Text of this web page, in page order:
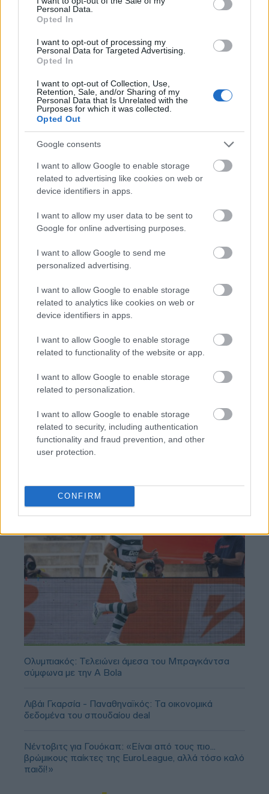
Personal Data.
Opted In
I want to opt-out of processing my
Personal Data for Targeted Advertising.
Opted In
I want to opt-out of Collection, Use,
Retention, Sale, and/or Sharing of my
Personal Data that Is Unrelated with the
Purposes for which it was collected.
Opted Out
Google consents
I want to allow Google to enable storage
related to advertising like cookies on web or
device identifiers in apps.
I want to allow my user data to be sent to
Google for online advertising purposes.
I want to allow Google to send me
personalized advertising.
I want to allow Google to enable storage
related to analytics like cookies on web or
device identifiers in apps.
I want to allow Google to enable storage
related to functionality of the website or app.
I want to allow Google to enable storage
related to personalization.
I want to allow Google to enable storage
related to security, including authentication
functionality and fraud prevention, and other
user protection.
CONFIRM
Διαβάζονται αυτή τη στιγμή
Πυρόπληκτοι: Ποιοι δικαιούνται έως 6.000 ευρώ,
επιδότηση ενοικίου και στεγαστική συνδρομή
Τρίτη χρονιά με διεθνές ρεκόρ εσόδων για τη
Ρεάλ Μαδρίτης - «Κλειδί» το γήπεδο
Πώς μπορείτε να βγείτε νωρίτερα στη σύνταξη
- Οι 3 κινήσεις που πρέπει να γίνουν εγκαίρως
TAGS: Bitcoin Ethereum
Κρυπτονομίσματα
Πόλεμος
BEST OFINTERNET
Ολυμπιακός: Τελειώνει άμεσα του Μπραγκάντσα
σύμφωνα με την A Bola
Λιβάι Γκαρσία - Παναθηναϊκός: Τα οικονομικά
δεδομένα του σπουδαίου deal
Νέντοβιτς για Γουόκαπ: «Είναι από τους πιο...
βρώμικους παίκτες της EuroLeague, αλλά τόσο καλό
παιδί!»